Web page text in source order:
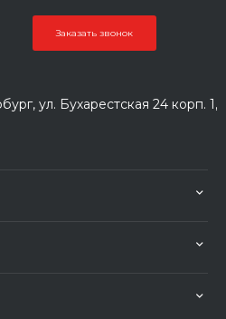
Заказать звонок
ул. Бухарестская 24 корп. 1,